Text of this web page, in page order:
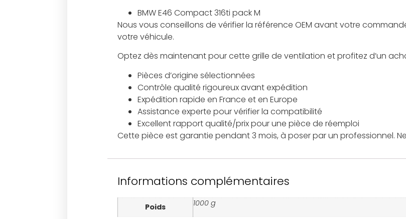
BMW E46 Compact 316ti pack M
Nous vous conseillons de vérifier la référence OEM avant votre
votre véhicule.
Optez dès maintenant pour cette grille de ventilation et profitez d’un
Pièces d’origine sélectionnées
Contrôle qualité rigoureux avant expédition
Expédition rapide en France et en Europe
Assistance experte pour vérifier la compatibilité
Excellent rapport qualité/prix pour une pièce de réemploi
Cette pièce est garantie pendant 3 mois, à poser par un professionnel.
Informations complémentaires
Poids 1000 g